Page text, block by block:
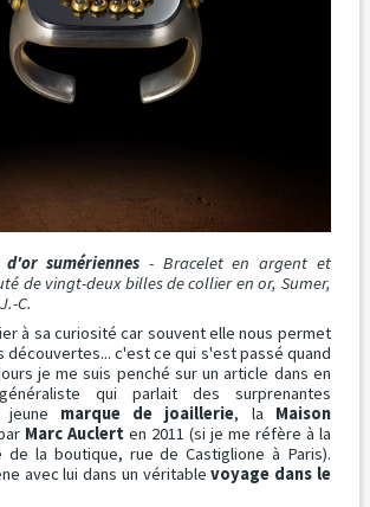
sumériennes - Bracelet en argent et
de vingt-deux billes de collier en or, Sumer,
C.
à sa curiosité car souvent elle nous permet
découvertes... c'est ce qui s'est passé quand
je me suis penché sur un article dans en
qui parlait des surprenantes
jeune marque de joaillerie, la Maison
Marc Auclert en 2011 (si je me réfère à la
de la boutique, rue de Castiglione à Paris).
avec lui dans un véritablevoyage dans le